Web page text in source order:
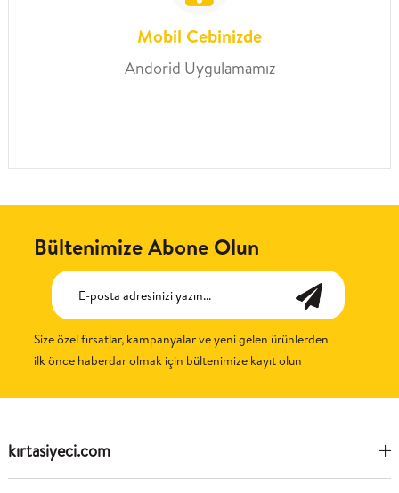
Mobil Cebinizde
Andorid Uygulamamız
Bültenimize Abone Olun
Size özel fırsatlar, kampanyalar ve yeni gelen ürünlerden
ilk önce haberdar olmak için bültenimize kayıt olun
kırtasiyeci.com